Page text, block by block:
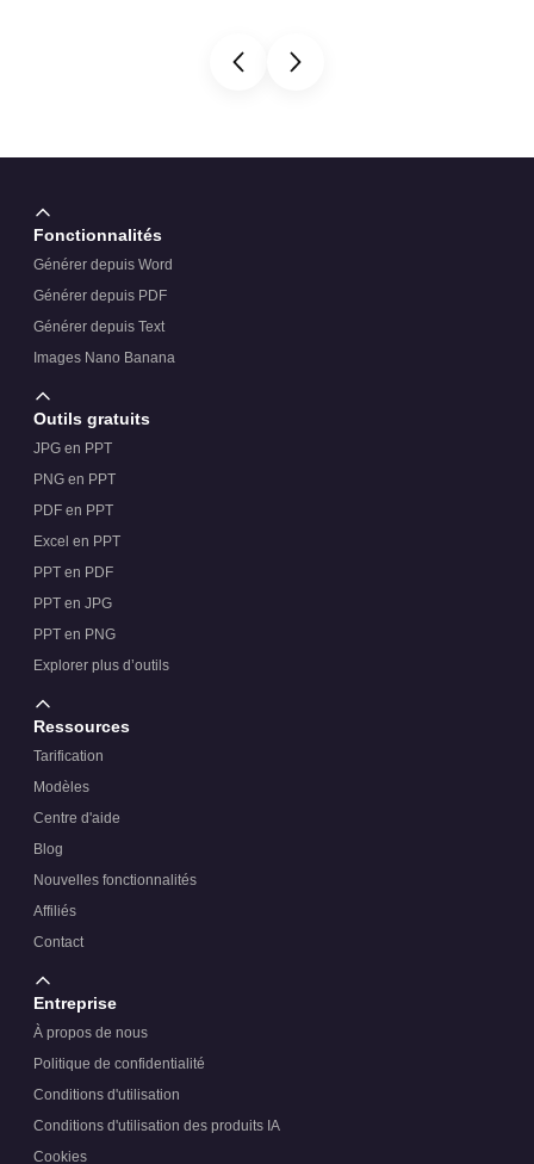
Fonctionnalités
Générer depuis Word
Générer depuis PDF
Générer depuis Text
Images Nano Banana
Outils gratuits
JPG en PPT
PNG en PPT
PDF en PPT
Excel en PPT
PPT en PDF
PPT en JPG
PPT en PNG
Explorer plus d’outils
Ressources
Tarification
Modèles
Centre d'aide
Blog
Nouvelles fonctionnalités
Affiliés
Contact
Entreprise
À propos de nous
Politique de confidentialité
Conditions d'utilisation
Conditions d'utilisation des produits IA
Cookies